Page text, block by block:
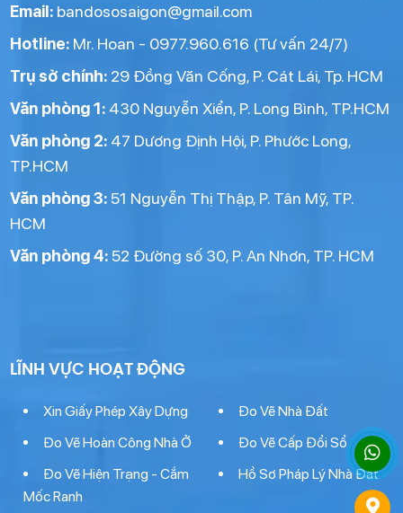
Email: bandososaigon@gmail.com
Hotline: Mr. Hoan - 0977.960.616 (Tư vấn 24/7)
Trụ sở chính: 29 Đồng Văn Cống, P. Cát Lái, Tp. HCM
Văn phòng 1: 430 Nguyễn Xiển, P. Long Bình, TP.HCM
Văn phòng 2: 47 Dương Định Hội, P. Phước Long,
TP.HCM
Văn phòng 3: 51 Nguyễn Thị Thập, P. Tân Mỹ, TP.
HCM
Văn phòng 4: 52 Đường số 30, P. An Nhơn, TP. HCM
LĨNH VỰC HOẠT ĐỘNG
Xin Giấy Phép Xây Dựng
Đo Vẽ Nhà Đất
Đo Vẽ Hoàn Công Nhà Ở
Đo Vẽ Cấp Đổi Sổ
Đo Vẽ Hiện Trạng - Cắm
Mốc Ranh
Hồ Sơ Pháp Lý Nhà Đất